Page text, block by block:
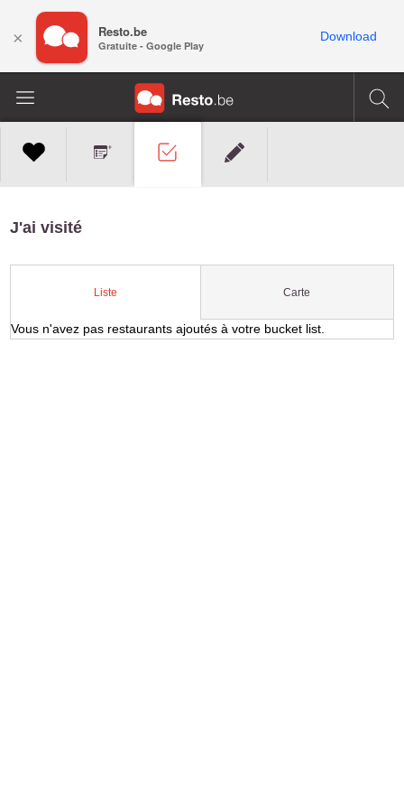
J'ai visité
Liste Carte
Vous n'avez pas restaurants ajoutés à votre bucket list.
× Resto.be
Gratuite - Google Play
Download